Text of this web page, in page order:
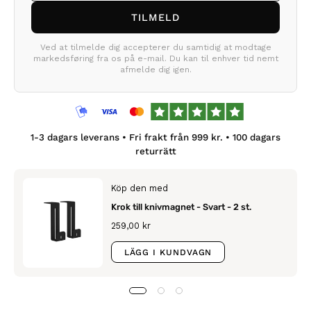
TILMELD
Ved at tilmelde dig accepterer du samtidig at modtage
markedsføring fra os på e-mail. Du kan til enhver tid nemt
afmelde dig igen.
1-3 dagars leverans • Fri frakt från 999 kr. • 100 dagars
returrätt
Köp den med
Krok till knivmagnet - Svart - 2 st.
259,00 kr
LÄGG I KUNDVAGN